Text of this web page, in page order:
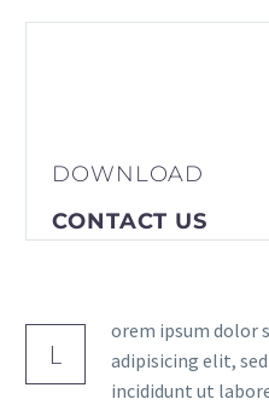
DOWNLOAD
CONTACT US
L
orem ipsum dolor
adipisicing elit,
incididunt ut